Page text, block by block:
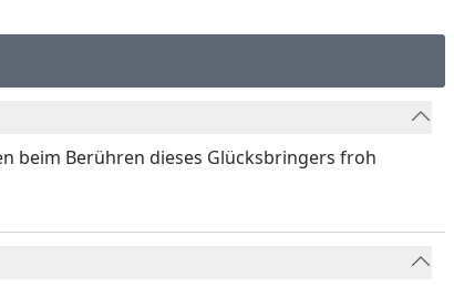
beim Berühren dieses Glücksbringers froh